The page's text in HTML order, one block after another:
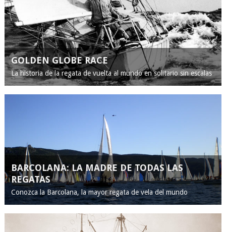
GOLDEN GLOBE RACE
La historia de la regata de vuelta al mundo en solitario sin escalas
BARCOLANA: LA MADRE DE TODAS LAS
REGATAS
Conozca la Barcolana, la mayor regata de vela del mundo